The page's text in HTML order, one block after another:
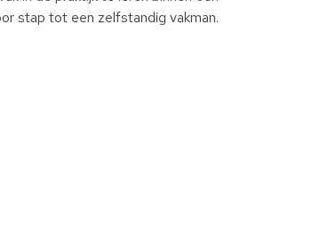
stap tot een zelfstandig vakman.